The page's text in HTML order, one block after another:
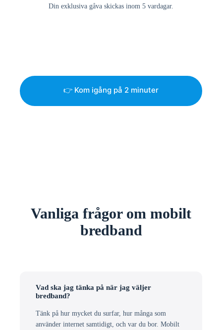
Din exklusiva gåva skickas inom 5 vardagar.
👉 Kom igång på 2 minuter
Vanliga frågor om mobilt
bredband
Vad ska jag tänka på när jag väljer
bredband?
Tänk på hur mycket du surfar, hur många som
använder internet samtidigt, och var du bor. Mobilt